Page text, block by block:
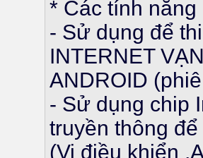
* Các tính
- Sử dụng để
INTERNET
ANDROID
- Sử dụng chip
truyền thông
(Vi điều khiển